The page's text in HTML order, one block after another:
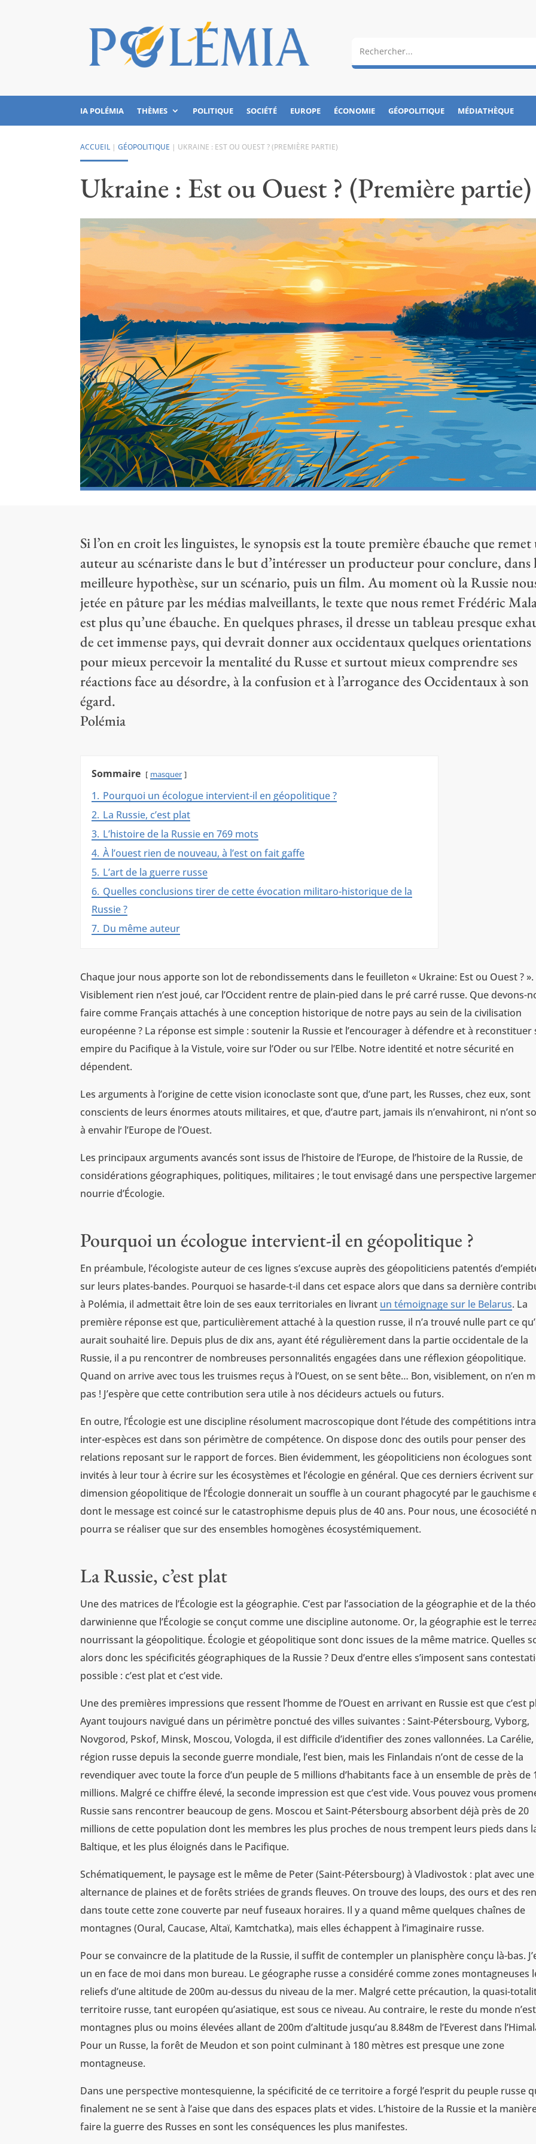
IA POLÉMIA THÈMES POLITIQUE SOCIÉTÉ EUROPE ÉCONOMIE GÉOPOLITIQUE MÉDIATHÈQUE
ACCUEIL |GÉOPOLITIQUE | UKRAINE : EST OU OUEST ? (PREMIÈRE PARTIE)
Ukraine : Est ou Ouest ? (Première partie)
Si l’on en croit les linguistes, le synopsis est la toute première ébauche que
auteur au scénariste dans le but d’intéresser un producteur pour conclure, dans
meilleure hypothèse, sur un scénario, puis un film. Au moment où la Russie
jetée en pâture par les médias malveillants, le texte que nous remet Frédéric
est plus qu’une ébauche. En quelques phrases, il dresse un tableau presque
de cet immense pays, qui devrait donner aux occidentaux quelques orientations
pour mieux percevoir la mentalité du Russe et surtout mieux comprendre ses
réactions face au désordre, à la confusion et à l’arrogance des Occidentaux à son
égard.
Polémia
Sommaire masquer
1. Pourquoi un écologue intervient-il en géopolitique ?
2. La Russie, c’est plat
3. L’histoire de la Russie en 769 mots
4. À l’ouest rien de nouveau, à l’est on fait gaffe
5. L’art de la guerre russe
6. Quelles conclusions tirer de cette évocation militaro-historique de la
Russie ?
7. Du même auteur
Chaque jour nous apporte son lot de rebondissements dans le feuilleton « Ukraine: Est ou Ouest ? ».
Visiblement rien n’est joué, car l’Occident rentre de plain-pied dans le pré carré russe. Que devons-
faire comme Français attachés à une conception historique de notre pays au sein de la civilisation
européenne ? La réponse est simple : soutenir la Russie et l’encourager à défendre et à reconstituer
empire du Pacifique à la Vistule, voire sur l’Oder ou sur l’Elbe. Notre identité et notre sécurité en
dépendent.
Les arguments à l’origine de cette vision iconoclaste sont que, d’une part, les Russes, chez eux, sont
conscients de leurs énormes atouts militaires, et que, d’autre part, jamais ils n’envahiront, ni n’ont
à envahir l’Europe de l’Ouest.
Les principaux arguments avancés sont issus de l’histoire de l’Europe, de l’histoire de la Russie, de
considérations géographiques, politiques, militaires ; le tout envisagé dans une perspective
nourrie d’Écologie.
Pourquoi un écologue intervient-il en géopolitique ?
En préambule, l’écologiste auteur de ces lignes s’excuse auprès des géopoliticiens patentés
sur leurs plates-bandes. Pourquoi se hasarde-t-il dans cet espace alors que dans sa dernière
à Polémia, il admettait être loin de ses eaux territoriales en livrant un témoignage sur le Belarus. La
première réponse est que, particulièrement attaché à la question russe, il n’a trouvé nulle part ce
aurait souhaité lire. Depuis plus de dix ans, ayant été régulièrement dans la partie occidentale de la
Russie, il a pu rencontrer de nombreuses personnalités engagées dans une réflexion géopolitique.
Quand on arrive avec tous les truismes reçus à l’Ouest, on se sent bête… Bon, visiblement, on n’en
pas ! J’espère que cette contribution sera utile à nos décideurs actuels ou futurs.
En outre, l’Écologie est une discipline résolument macroscopique dont l’étude des compétitions
inter-espèces est dans son périmètre de compétence. On dispose donc des outils pour penser des
relations reposant sur le rapport de forces. Bien évidemment, les géopoliticiens non écologues sont
invités à leur tour à écrire sur les écosystèmes et l’écologie en général. Que ces derniers écrivent sur
dimension géopolitique de l’Écologie donnerait un souffle à un courant phagocyté par le gauchisme
dont le message est coincé sur le catastrophisme depuis plus de 40 ans. Pour nous, une écosociété
pourra se réaliser que sur des ensembles homogènes écosystémiquement.
La Russie, c’est plat
Une des matrices de l’Écologie est la géographie. C’est par l’association de la géographie et de la
darwinienne que l’Écologie se conçut comme une discipline autonome. Or, la géographie est le
nourrissant la géopolitique. Écologie et géopolitique sont donc issues de la même matrice. Quelles
alors donc les spécificités géographiques de la Russie ? Deux d’entre elles s’imposent sans
possible : c’est plat et c’est vide.
Une des premières impressions que ressent l’homme de l’Ouest en arrivant en Russie est que c’est
Ayant toujours navigué dans un périmètre ponctué des villes suivantes : Saint-Pétersbourg, Vyborg,
Novgorod, Pskof, Minsk, Moscou, Vologda, il est difficile d’identifier des zones vallonnées. La Carélie,
région russe depuis la seconde guerre mondiale, l’est bien, mais les Finlandais n’ont de cesse de la
revendiquer avec toute la force d’un peuple de 5 millions d’habitants face à un ensemble de près de
millions. Malgré ce chiffre élevé, la seconde impression est que c’est vide. Vous pouvez vous
Russie sans rencontrer beaucoup de gens. Moscou et Saint-Pétersbourg absorbent déjà près de 20
millions de cette population dont les membres les plus proches de nous trempent leurs pieds dans
Baltique, et les plus éloignés dans le Pacifique.
Schématiquement, le paysage est le même de Peter (Saint-Pétersbourg) à Vladivostok : plat avec une
alternance de plaines et de forêts striées de grands fleuves. On trouve des loups, des ours et des
dans toute cette zone couverte par neuf fuseaux horaires. Il y a quand même quelques chaînes de
montagnes (Oural, Caucase, Altaï, Kamtchatka), mais elles échappent à l’imaginaire russe.
Pour se convaincre de la platitude de la Russie, il suffit de contempler un planisphère conçu là-bas.
un en face de moi dans mon bureau. Le géographe russe a considéré comme zones montagneuses
reliefs d’une altitude de 200m au-dessus du niveau de la mer. Malgré cette précaution, la quasi-
territoire russe, tant européen qu’asiatique, est sous ce niveau. Au contraire, le reste du monde
montagnes plus ou moins élevées allant de 200m d’altitude jusqu’au 8.848m de l’Everest dans
Pour un Russe, la forêt de Meudon et son point culminant à 180 mètres est presque une zone
montagneuse.
Dans une perspective montesquienne, la spécificité de ce territoire a forgé l’esprit du peuple russe
finalement ne se sent à l’aise que dans des espaces plats et vides. L’histoire de la Russie et la
faire la guerre des Russes en sont les conséquences les plus manifestes.